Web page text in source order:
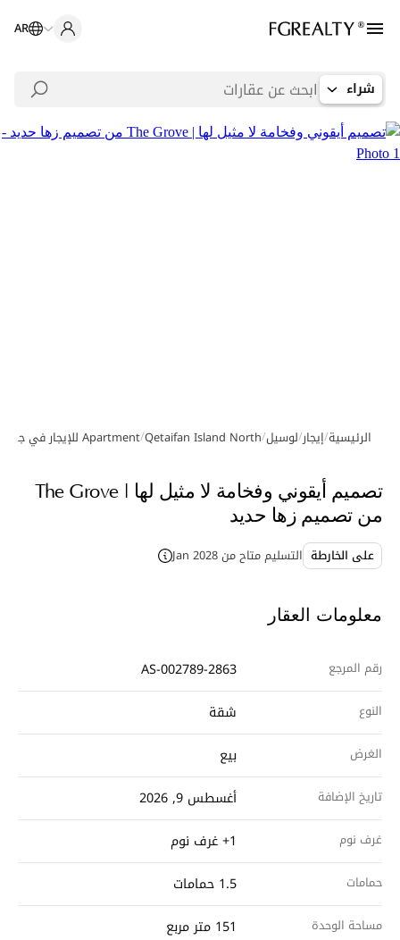
AR
شراء
معرض الصور فيديو
الرئيسية/إيجار/لوسيل/
Qetaifan Island North
/Apartment للإيجار في جزيرة قطيفان الشمالية
تصميم أيقوني وفخامة لا مثيل لها | The Grove
من تصميم زها حديد
على الخارطة التسليم متاح من Jan 2028
معلومات العقار
رقم المرجع AS-002789-2863
النوع شقة
الغرض بيع
تاريخ الإضافة أغسطس 9, 2026
غرف نوم 1+ غرف نوم
حمامات 1.5 حمامات
مساحة الوحدة 151 متر مربع